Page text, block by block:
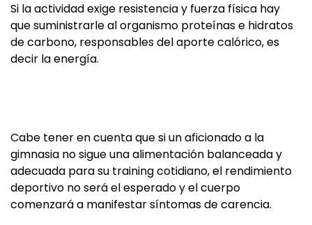
Si la actividad exige resistencia y fuerza física hay
que suministrarle al organismo proteínas e hidratos
de carbono, responsables del aporte calórico, es
decir la energía.
Cabe tener en cuenta que si un aficionado a la
gimnasia no sigue una alimentación balanceada y
adecuada para su training cotidiano, el rendimiento
deportivo no será el esperado y el cuerpo
comenzará a manifestar síntomas de carencia.